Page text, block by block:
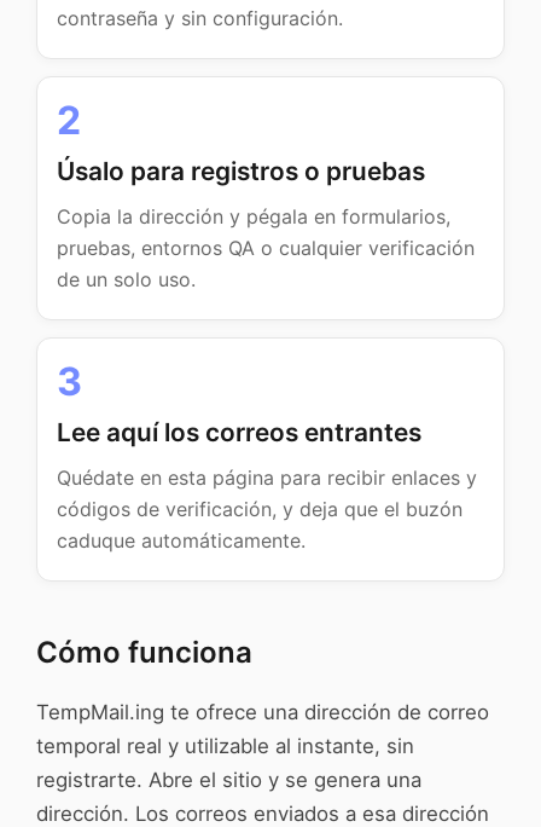
contraseña y sin configuración.
2
Úsalo para registros o pruebas
Copia la dirección y pégala en formularios,
pruebas, entornos QA o cualquier verificación
de un solo uso.
3
Lee aquí los correos entrantes
Quédate en esta página para recibir enlaces y
códigos de verificación, y deja que el buzón
caduque automáticamente.
Cómo funciona
TempMail.ing te ofrece una dirección de correo
temporal real y utilizable al instante, sin
registrarte. Abre el sitio y se genera una
dirección. Los correos enviados a esa dirección